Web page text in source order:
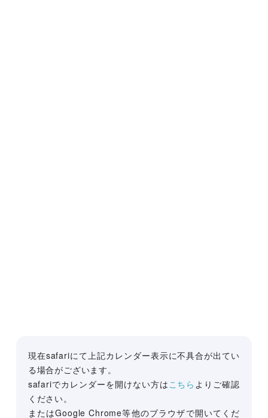
現在safariにて上記カレンダー表示に不具合が出てい
る場合がございます。
safariでカレンダーを開けない方はこちら よりご確認
ください。
またはGoogle Chrome等他のブラウザで開いてくだ